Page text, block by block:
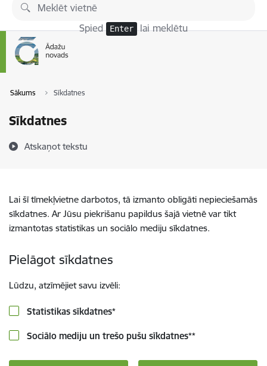
Pāriet uz lapas saturu
Spied Enter lai meklētu
Sākums Sīkdatnes
Sīkdatnes
Atskaņot tekstu
Lai šī tīmekļvietne darbotos, tā izmanto obligāti nepieciešamās
sīkdatnes. Ar Jūsu piekrišanu papildus šajā vietnē var tikt
izmantotas statistikas un sociālo mediju sīkdatnes.
Pielāgot sīkdatnes
Lūdzu, atzīmējiet savu izvēli:
Statistikas sīkdatnes*
Sociālo mediju un trešo pušu sīkdatnes**